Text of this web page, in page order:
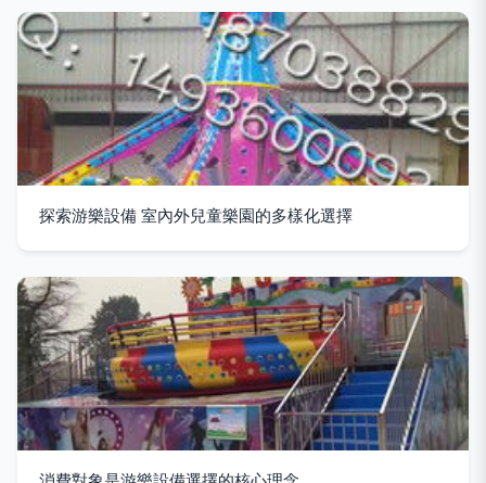
探索游樂設備 室內外兒童樂園的多樣化選擇